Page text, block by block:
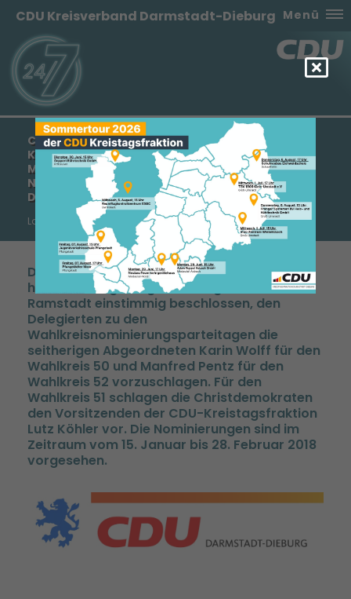
CDU Kreisverband Darmstadt-Dieburg Menü
CDU DARMSTADT-DIEBURG SCHLÄGT LUTZ
KÖHLER, MANFRED PENTZ MDL UND KARIN WOLFF
MDL ALS WAHLKREISKANDIDATEN FÜR DIE
NÄCHSTE LANDTAGSWAHL VOR – UNSER ZIEL IST
DER GEWINN ALLER DREI DIREKTMANDATE!
Landtagswahl 2018/19
Der CDU-Kreisvorstand Darmstadt-Dieburg
hat in seiner gestrigen Sitzung in Ober-
Ramstadt einstimmig beschlossen, den
Delegierten zu den
Wahlkreisnominierungsparteitagen die
seitherigen Abgeordneten Karin Wolff für den
Wahlkreis 50 und Manfred Pentz für den
Wahlkreis 52 vorzuschlagen. Für den
Wahlkreis 51 schlagen die Christdemokraten
den Vorsitzenden der CDU-Kreistagsfraktion
Lutz Köhler vor. Die Nominierungen sind im
Zeitraum vom 15. Januar bis 28. Februar 2018
vorgesehen.